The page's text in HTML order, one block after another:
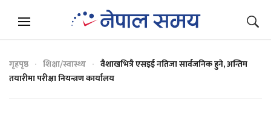
गृहपृष्ठ शिक्षा/स्वास्थ्य
वैशाखभित्रै एसइई नतिजा सार्वजनिक हुने, अन्तिम
तयारीमा परीक्षा नियन्त्रण कार्यालय